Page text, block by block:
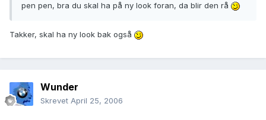
pen pen, bra du skal ha på ny look foran, da blir den rå
Takker, skal ha ny look bak også
Wunder
Skrevet April 25, 2006